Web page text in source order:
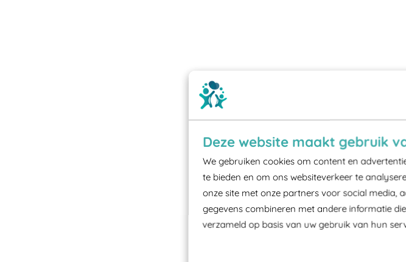
Deze website maakt gebruik
We gebruiken cookies om content en
te bieden en om ons websiteverkeer te
onze site met onze partners voor social media,
gegevens combineren met andere informatie
verzameld op basis van uw gebruik van hun